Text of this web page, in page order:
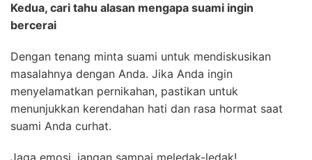
Kedua, cari tahu alasan mengapa suami ingin
bercerai
Dengan tenang minta suami untuk mendiskusikan
masalahnya dengan Anda. Jika Anda ingin
menyelamatkan pernikahan, pastikan untuk
menunjukkan kerendahan hati dan rasa hormat saat
suami Anda curhat.
Jaga emosi, jangan sampai meledak-ledak!